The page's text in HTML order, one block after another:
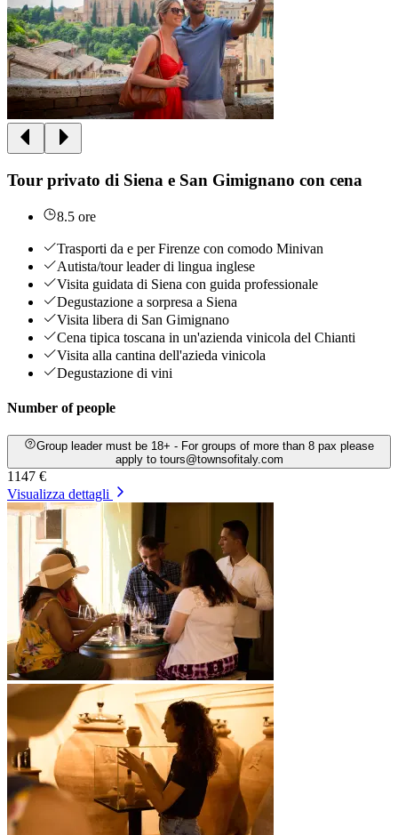
Tour privato di Siena e San Gimignano con cena
8.5 ore
Trasporti da e per Firenze con comodo Minivan
Autista/tour leader di lingua inglese
Visita guidata di Siena con guida professionale
Degustazione a sorpresa a Siena
Visita libera di San Gimignano
Cena tipica toscana in un'azienda vinicola del Chianti
Visita alla cantina dell'azieda vinicola
Degustazione di vini
Number of people
Group leader must be 18+ - For groups of more than 8 pax please
apply to tours@townsofitaly.com
1147 €
Visualizza dettagli